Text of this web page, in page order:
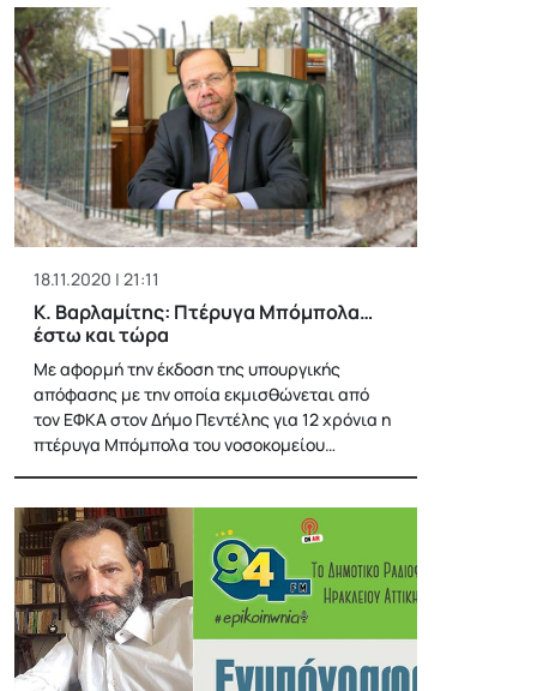
18.11.2020 | 21:11
Κ. Βαρλαμίτης: Πτέρυγα Μπόμπολα…
έστω και τώρα
Με αφορμή την έκδοση της υπουργικής
απόφασης με την οποία εκμισθώνεται από
τον ΕΦΚΑ στον Δήμο Πεντέλης για 12 χρόνια η
πτέρυγα Μπόμπολα του νοσοκομείου…